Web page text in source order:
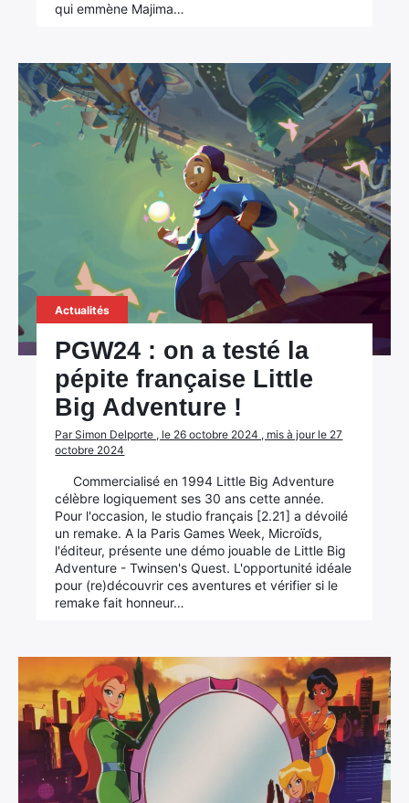
qui emmène Majima…
Actualités
PGW24 : on a testé la
pépite française Little
Big Adventure !
Par Simon Delporte , le 26 octobre 2024 , mis à jour le 27
octobre 2024
Commercialisé en 1994 Little Big Adventure
célèbre logiquement ses 30 ans cette année.
Pour l'occasion, le studio français [2.21] a dévoilé
un remake. A la Paris Games Week, Microïds,
l'éditeur, présente une démo jouable de Little Big
Adventure - Twinsen's Quest. L'opportunité idéale
pour (re)découvrir ces aventures et vérifier si le
remake fait honneur…